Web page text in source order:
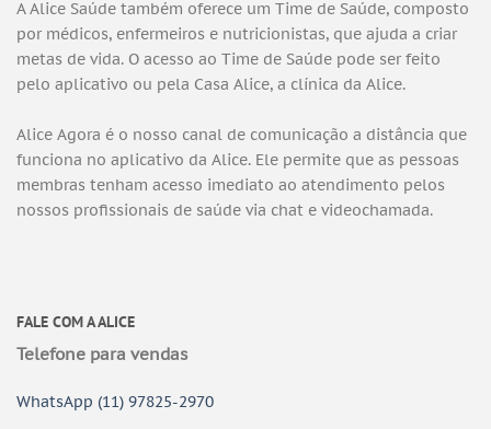
A Alice Saúde também oferece um Time de Saúde, composto
por médicos, enfermeiros e nutricionistas, que ajuda a criar
metas de vida. O acesso ao Time de Saúde pode ser feito
pelo aplicativo ou pela Casa Alice, a clínica da Alice.
Alice Agora é o nosso canal de comunicação a distância que
funciona no aplicativo da Alice. Ele permite que as pessoas
membras tenham acesso imediato ao atendimento pelos
nossos profissionais de saúde via chat e videochamada.
FALE COM A ALICE
Telefone para vendas
WhatsApp (11) 97825-2970